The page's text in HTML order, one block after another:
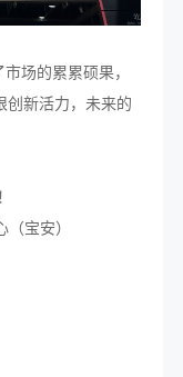
场的累累硕果，
创新活力，未来的
宝安）